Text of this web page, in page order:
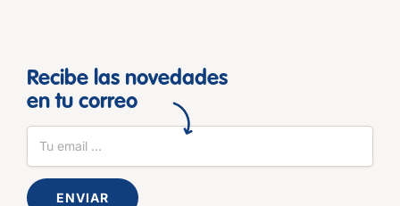
Recibe las novedades
en tu correo
ENVIAR